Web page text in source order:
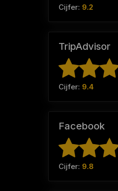
Cijfer: 9.2
TripAdvisor
Cijfer: 9.4
Facebook
Cijfer: 9.8